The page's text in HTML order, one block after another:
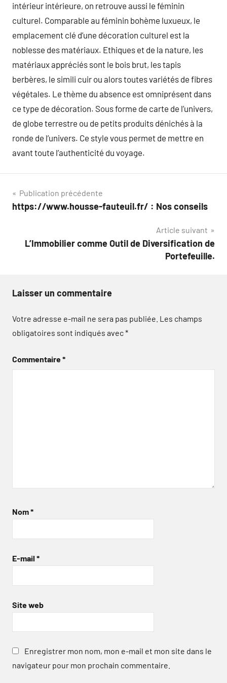
intérieur intérieure, on retrouve aussi le féminin
culturel. Comparable au féminin bohème luxueux, le
emplacement clé d’une décoration culturel est la
noblesse des matériaux. Ethiques et de la nature, les
matériaux appréciés sont le bois brut, les tapis
berbères, le simili cuir ou alors toutes variétés de fibres
végétales. Le thème du absence est omniprésent dans
ce type de décoration. Sous forme de carte de l’univers,
de globe terrestre ou de petits produits dénichés à la
ronde de l’univers. Ce style vous permet de mettre en
avant toute l’authenticité du voyage.
Navigation
de
Publication précédente
https://www.housse-fauteuil.fr/ : Nos conseils
Article suivant
L’Immobilier comme Outil de Diversification de
Portefeuille.
Laisser un commentaire
Votre adresse e-mail ne sera pas publiée. Les champs
obligatoires sont indiqués avec*
Commentaire*
Nom*
E-mail *
Site web
Enregistrer mon nom, mon e-mail et mon site dans le
navigateur pour mon prochain commentaire.